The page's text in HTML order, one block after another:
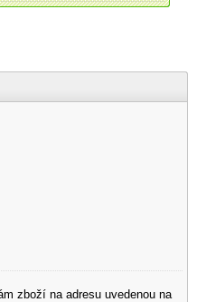
zboží na adresu uvedenou na